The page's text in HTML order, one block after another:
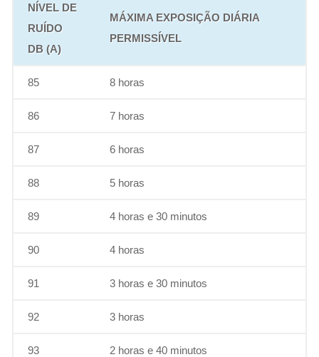
NÍVEL DE
RUÍDO
DB (A)
MÁXIMA EXPOSIÇÃO DIÁRIA
PERMISSÍVEL
85 8 horas
86 7 horas
87 6 horas
88 5 horas
89 4 horas e 30 minutos
90 4 horas
91 3 horas e 30 minutos
92 3 horas
93 2 horas e 40 minutos